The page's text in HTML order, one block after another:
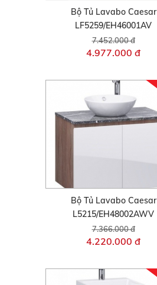
Bộ Tủ Lavabo Caesar
LF5259/EH46001AV
7.452.000 đ
4.977.000 đ
Bộ Tủ Lavabo Caesar
L5215/EH48002AWV
7.366.000 đ
4.220.000 đ